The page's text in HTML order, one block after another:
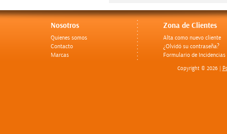
Nosotros
Quienes somos
Contacto
Marcas
Zona de Clientes
Alta como nuevo cliente
¿Olvidó su contraseña?
Formulario de Incidencias
Copyright © 2026 |